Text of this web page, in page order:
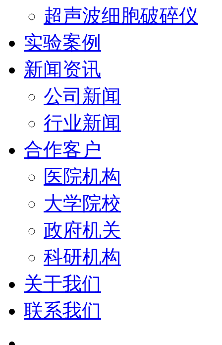
超声波细胞破碎仪
实验案例
新闻资讯
公司新闻
行业新闻
合作客户
医院机构
大学院校
政府机关
科研机构
关于我们
联系我们